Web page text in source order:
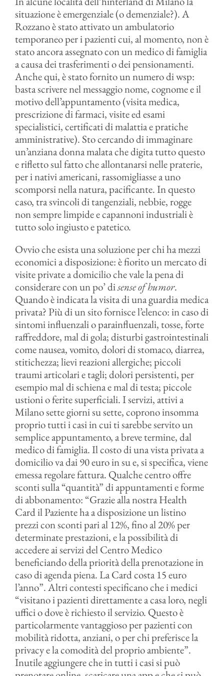
situazione è emergenziale (o demenziale?). A
Rozzano è stato attivato un ambulatorio
temporaneo per i pazienti cui, al momento, non è
stato ancora assegnato con un medico di famiglia
a causa dei trasferimenti o dei pensionamenti.
Anche qui, è stato fornito un numero di wsp:
basta scrivere nel messaggio nome, cognome e il
motivo dell’appuntamento (visita medica,
prescrizione di farmaci, visite ed esami
specialistici, certificati di malattia e pratiche
amministrative). Sto cercando di immaginare
un’anziana donna malata che digita tutto questo
e rifletto sul fatto che allontanarsi nelle praterie,
per i nativi americani, rassomigliasse a uno
scomporsi nella natura, pacificante. In questo
caso, tra svincoli di tangenziali, nebbie, rogge
non sempre limpide e capannoni industriali è
tutto solo ingiusto e patetico.
Ovvio che esista una soluzione per chi ha mezzi
economici a disposizione: è fiorito un mercato di
visite private a domicilio che vale la pena di
considerare con un po’ disense of humor.
Quando è indicata la visita di una guardia medica
privata? Più di un sito fornisce l’elenco: in caso di
sintomi influenzali o parainfluenzali, tosse, forte
raffreddore, mal di gola; disturbi gastrointestinali
come nausea, vomito, dolori di stomaco, diarrea,
stitichezza; lievi reazioni allergiche; piccoli
traumi articolari e tagli; dolori persistenti, per
esempio mal di schiena e mal di testa; piccole
ustioni o ferite superficiali. I servizi, attivi a
Milano sette giorni su sette, coprono insomma
proprio tutti i casi in cui ti sarebbe servito un
semplice appuntamento, a breve termine, dal
medico di famiglia. Il costo di una vista privata a
domicilio va dai 90 euro in su e, si specifica, viene
emessa regolare fattura. Qualche centro offre
sconti sulla “quantità” di appuntamenti e forme
di abbonamento: “Grazie alla nostra Health
Card il Paziente ha a disposizione un listino
prezzi con sconti pari al 12%, fino al 20% per
determinate prestazioni, e la possibilità di
accedere ai servizi del Centro Medico
beneficiando della priorità della prenotazione in
caso di agenda piena. La Card costa 15 euro
l’anno”. Altri contesti specificano che i medici
“visitano i pazienti direttamente a casa loro, negli
uffici o dove è richiesto il servizio. Questo è
particolarmente vantaggioso per pazienti con
mobilità ridotta, anziani, o per chi preferisce la
privacy e la comodità del proprio ambiente”.
Inutile aggiungere che in tutti i casi si può